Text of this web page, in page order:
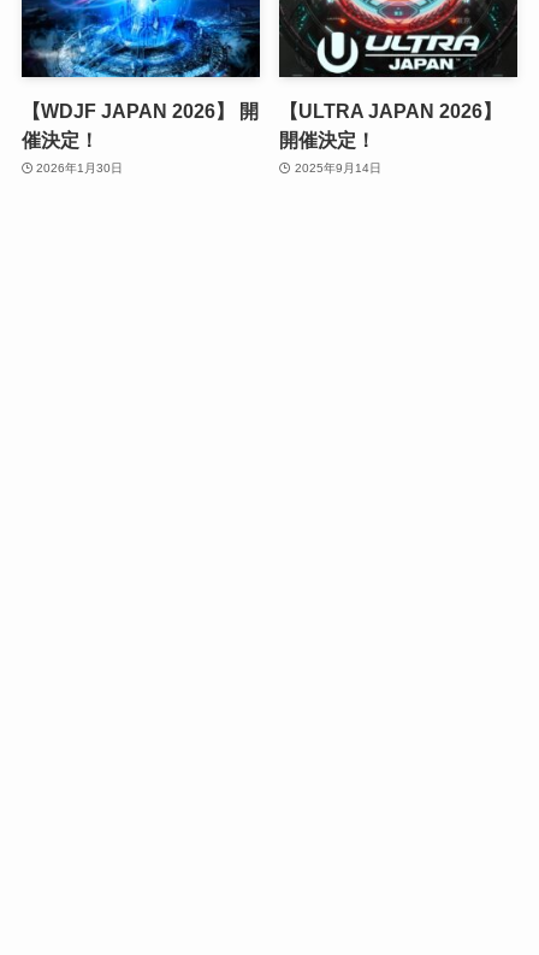
【WDJF JAPAN 2026】 開
催決定！
2026年1月30日
【ULTRA JAPAN 2026】
開催決定！
2025年9月14日